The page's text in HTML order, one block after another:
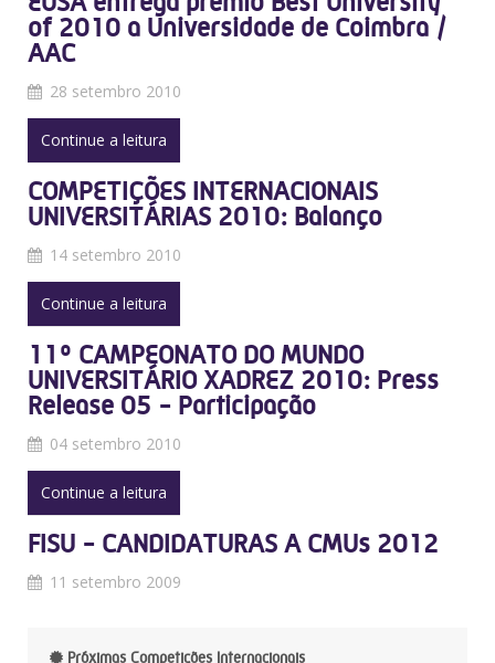
of 2010 a Universidade de Coimbra /
AAC
28 setembro 2010
Continue a leitura
COMPETIÇÕES INTERNACIONAIS
UNIVERSITÁRIAS 2010: Balanço
14 setembro 2010
Continue a leitura
11º CAMPEONATO DO MUNDO
UNIVERSITÁRIO XADREZ 2010: Press
Release 05 - Participação
04 setembro 2010
Continue a leitura
FISU - CANDIDATURAS A CMUs 2012
11 setembro 2009
Próximas Competições Internacionais